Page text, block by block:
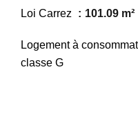
Loi Carrez 101.09 m²
Logement à
classe G